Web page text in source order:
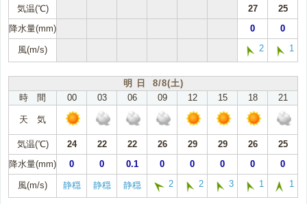
気温(℃) 27
25
降水量(mm)
0 0
風(m/s) 2 1
明 日 8/8(土)
時 間
00 03 06 09 12 15 18 21
天 気
気温(℃) 24 22 22 26 29 29 26
25
降水量(mm)
0 0 0.1 0 0 0 0 0
風(m/s) 静穏 静穏 静穏 2 2 3 1 1